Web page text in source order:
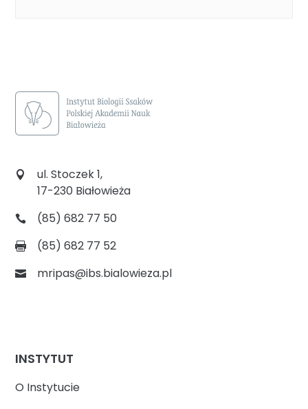
ul. Stoczek 1,
17-230 Białowieża
(85) 682 77 50
(85) 682 77 52
mripas@ibs.bialowieza.pl
INSTYTUT
O Instytucie